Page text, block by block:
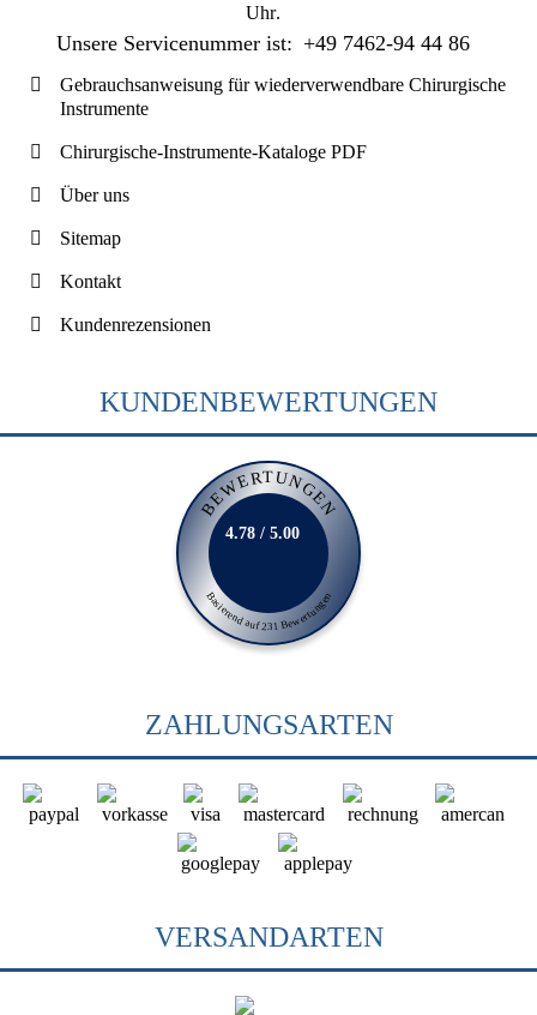
Uhr.
Unsere Servicenummer ist: +49 7462-94 44 86
Gebrauchsanweisung für wiederverwendbare Chirurgische
Instrumente
Chirurgische-Instrumente-Kataloge PDF
Über uns
Sitemap
Kontakt
Kundenrezensionen
KUNDENBEWERTUNGEN
BEWERTUNGEN
Basierend auf 231 Bewertungen
4.78 / 5.00
ZAHLUNGSARTEN
VERSANDARTEN